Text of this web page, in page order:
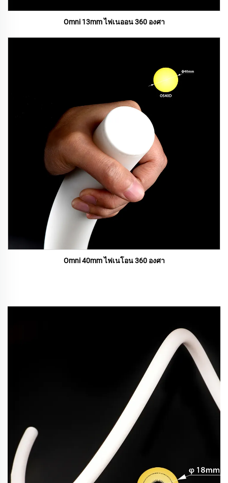
Omni 13mm ไฟเนออน 360 องศา
Omni 40mm ไฟเนโอน 360 องศา